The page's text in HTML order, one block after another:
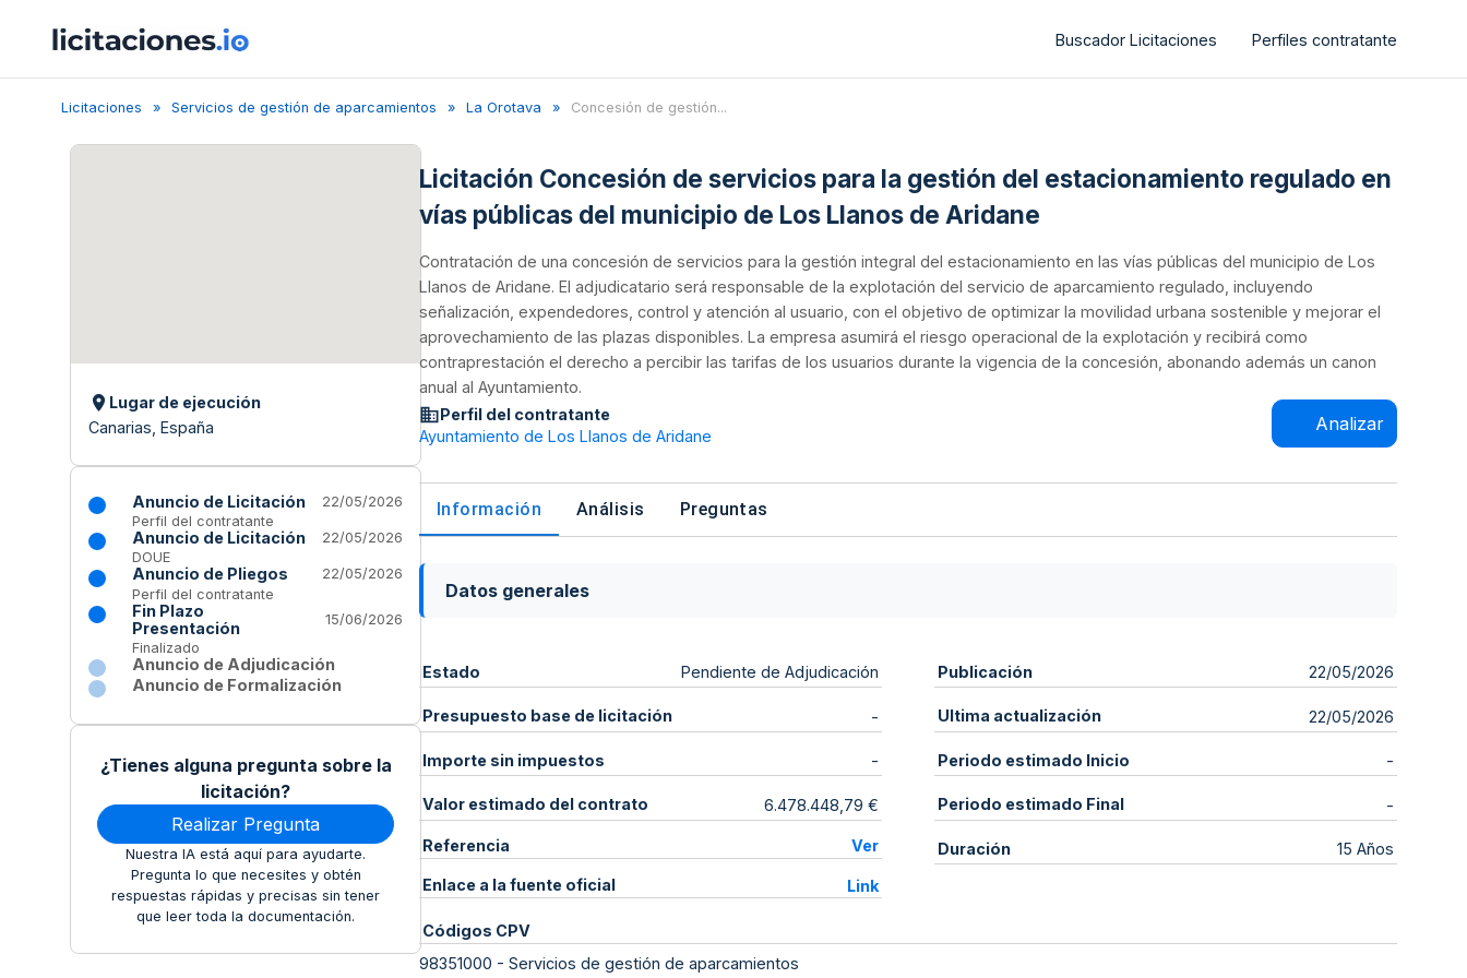
Buscador Licitaciones Perfiles contratante
Licitaciones Servicios de gestión de aparcamientos La Orotava Concesión de gestión...
Lugar de ejecución
Canarias, España
Anuncio de Licitación
22/05/2026
Perfil del contratante
Anuncio de Licitación
22/05/2026
DOUE
Anuncio de Pliegos
22/05/2026
Perfil del contratante
Fin Plazo
Presentación
15/06/2026
Finalizado
Anuncio de Adjudicación
Anuncio de Formalización
¿Tienes alguna pregunta sobre la
licitación?
Realizar Pregunta
Nuestra IA está aquí para ayudarte.
Pregunta lo que necesites y obtén
respuestas rápidas y precisas sin tener
que leer toda la documentación.
Licitación Concesión de servicios para la gestión del estacionamiento regulado en
vías públicas del municipio de Los Llanos de Aridane
Contratación de una concesión de servicios para la gestión integral del estacionamiento en las vías públicas del municipio de Los
Llanos de Aridane. El adjudicatario será responsable de la explotación del servicio de aparcamiento regulado, incluyendo
señalización, expendedores, control y atención al usuario, con el objetivo de optimizar la movilidad urbana sostenible y mejorar el
aprovechamiento de las plazas disponibles. La empresa asumirá el riesgo operacional de la explotación y recibirá como
contraprestación el derecho a percibir las tarifas de los usuarios durante la vigencia de la concesión, abonando además un canon
anual al Ayuntamiento.
Perfil del contratante
Ayuntamiento de Los Llanos de Aridane
Analizar
Información Análisis Preguntas
Datos generales
Estado Pendiente de Adjudicación
Presupuesto base de licitación -
Importe sin impuestos -
Valor estimado del contrato 6.478.448,79 €
Referencia Ver
Enlace a la fuente oficial Link
Publicación 22/05/2026
Ultima actualización 22/05/2026
Periodo estimado Inicio -
Periodo estimado Final -
Duración 15 Años
Códigos CPV
98351000 - Servicios de gestión de aparcamientos